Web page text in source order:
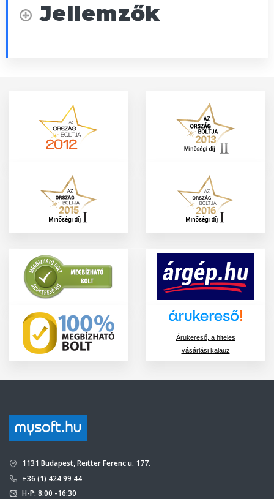
Jellemzők
Árukereső, a hiteles
vásárlási kalauz
1131 Budapest, Reitter Ferenc u. 177.
+36 (1) 424 99 44
H-P: 8:00 -16:30